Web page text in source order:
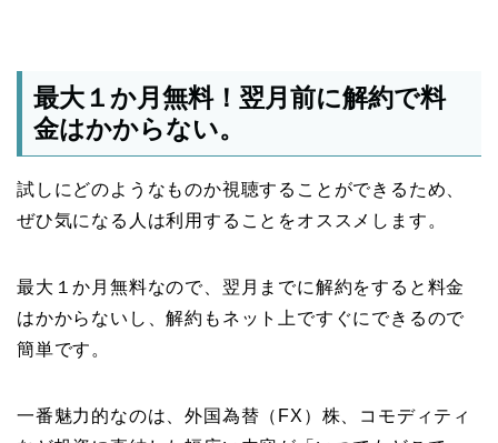
最大１か月無料！翌月前に解約で料
金はかからない。
試しにどのようなものか視聴することができるため、
ぜひ気になる人は利用することをオススメします。
最大１か月無料なので、翌月までに解約をすると料金
はかからないし、解約もネット上ですぐにできるので
簡単です。
一番魅力的なのは、外国為替（FX）株、コモディティ